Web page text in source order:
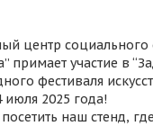
центр
примает участие в
фестиваля
июля 2025 года!
наш стенд,